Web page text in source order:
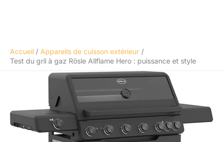
Accueil
Appareils de cuisson extérieur
Test du gril à gaz Rösle Allflame Hero : puissance et style